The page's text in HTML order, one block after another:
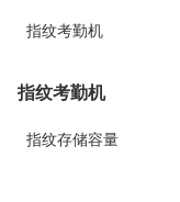
指纹考勤机
指纹考勤机
指纹存储容量